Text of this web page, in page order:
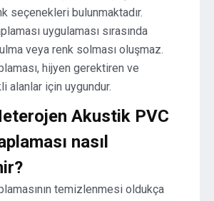
seçenekleri bulunmaktadır.
uygulaması sırasında
veya renk solması oluşmaz.
hijyen gerektiren ve
alanlar için uygundur.
Akustik PVC
nasıl
temizlenmesi oldukça